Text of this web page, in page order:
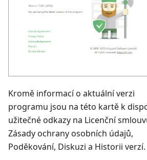
Kromě informací o aktuální verzi
programu jsou na této kartě k
užitečné odkazy na Licenční
Zásady ochrany osobních údajů,
Poděkování, Diskuzi a Historii verzí.